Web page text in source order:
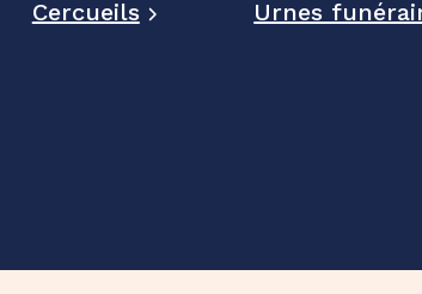
Cercueils Urnes